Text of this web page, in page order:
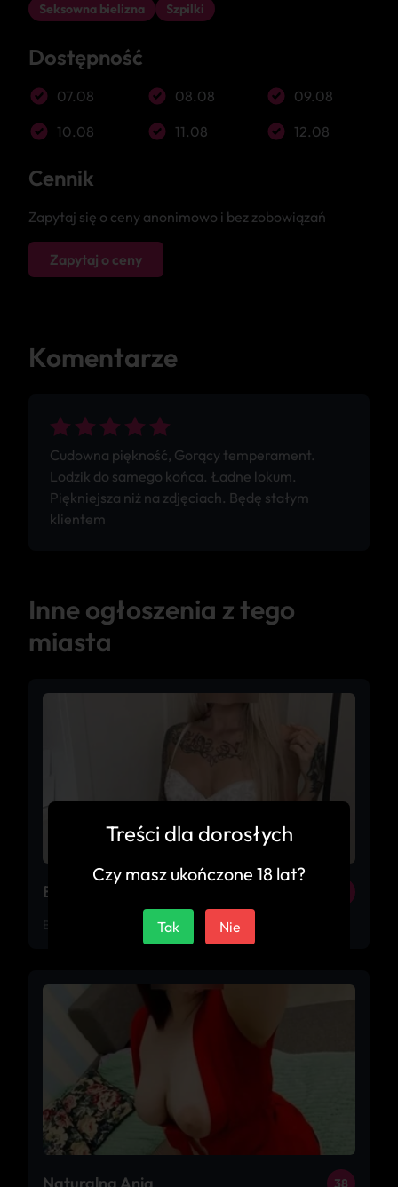
Seksowna bielizna
Szpilki
Dostępność
07.08 08.08
09.08
10.08
11.08 12.08
Cennik
Zapytaj się o ceny anonimowo i bez zobowiązań
Zapytaj o ceny
Komentarze
Cudowna piękność, Gorący temperament.
Lodzik do samego końca. Ładne lokum.
Piękniejsza niż na zdjęciach. Będę stałym
klientem
Inne ogłoszenia z tego
miasta
Bella Donna
Bytom
38
Treści dla dorosłych
Czy masz ukończone 18 lat?
Tak Nie